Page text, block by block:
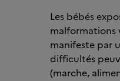
Les bébés
malformations
manifeste par
difficultés
(marche,